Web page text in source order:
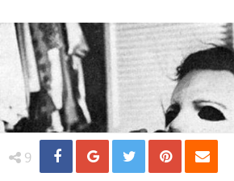
9 Share Distribuie
Tweet Pin